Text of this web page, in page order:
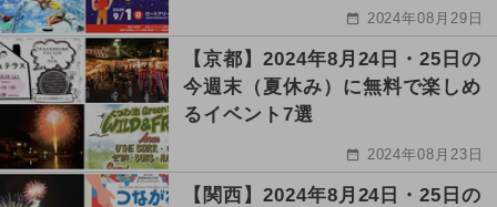
2024年08月29日
【京都】2024年8月24日・25日の
今週末（夏休み）に無料で楽しめ
るイベント7選
2024年08月23日
【関西】2024年8月24日・25日の